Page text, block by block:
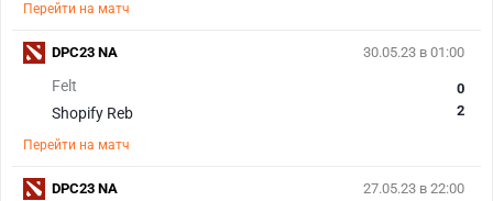
Перейти на матч
30.05.23 в 01:00
Felt
Shopify Reb
0
2
Перейти на матч
DPC23 NA
27.05.23 в 22:00
DPC23 NA